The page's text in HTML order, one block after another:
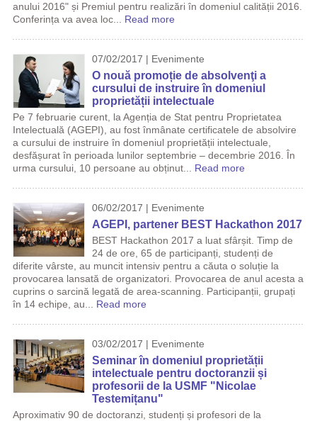
anului 2016" și Premiul pentru realizări în domeniul calității 2016.
Conferința va avea loc... Read more
07/02/2017 | Evenimente
O nouă promoție de absolvenţi a
cursului de instruire în domeniul
proprietății intelectuale
Pe 7 februarie curent, la Agenția de Stat pentru Proprietatea
Intelectuală (AGEPI), au fost înmânate certificatele de absolvire
a cursului de instruire în domeniul proprietății intelectuale,
desfășurat în perioada lunilor septembrie – decembrie 2016. În
urma cursului, 10 persoane au obținut... Read more
06/02/2017 | Evenimente
AGEPI, partener BEST Hackathon 2017
BEST Hackathon 2017 a luat sfârșit. Timp de
24 de ore, 65 de participanți, studenți de
diferite vârste, au muncit intensiv pentru a căuta o soluție la
provocarea lansată de organizatori. Provocarea de anul acesta a
cuprins o sarcină legată de area-scanning. Participanții, grupați
în 14 echipe, au... Read more
03/02/2017 | Evenimente
Seminar în domeniul proprietății
intelectuale pentru doctoranzii și
profesorii de la USMF "Nicolae
Testemițanu"
Aproximativ 90 de doctoranzi, studenți și profesori de la